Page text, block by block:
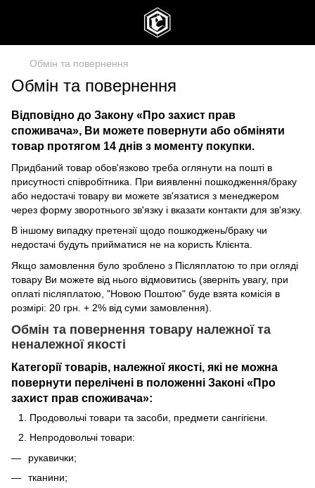
Обмін та повернення
Обмін та повернення
Відповідно до Закону «Про захист прав
споживача», Ви можете повернути або обміняти
товар протягом 14 днів з моменту покупки.
Придбаний товар обов'язково треба оглянути на пошті в
присутності співробітника. При виявленні пошкодження/браку
або недостачі товару ви можете зв'язатися з менеджером
через форму зворотнього зв'язку і вказати контакти для зв'язку.
В іншому випадку претензії щодо пошкоджень/браку чи
недостачі будуть прийматися не на користь Клієнта.
Якщо замовлення було зроблено з Післяплатою то при огляді
товару Ви можете від нього відмовитись (зверніть увагу, при
оплаті післяплатою, "Новою Поштою" буде взята комісія в
розмірі: 20 грн. + 2% від суми замовлення).
Обмін та повернення товару належної та
неналежної якості
Категорії товарів, належної якості, які не можна
повернути перелічені в положенні Законі «Про
захист прав споживача»:
Продовольчі товари та засоби, предмети сангігієни.
Непродовольчі товари:
рукавички;
тканини;